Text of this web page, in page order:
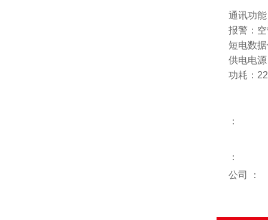
通讯功
报警：
短电数
供电电
功耗：
：
：
公司
：